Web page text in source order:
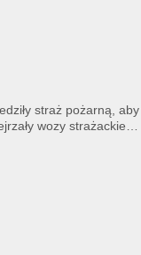
straż pożarną, aby
wozy strażackie